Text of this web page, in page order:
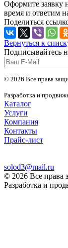
Оформите заявку
время и ответим
Поделиться
Вернуться к
Подписывайтесь
© 2026 Все права
Разработка и
Каталог
Услуги
Компания
Контакты
Прайс-лист
solod3@mail.ru
© 2026 Все права
Разработка и